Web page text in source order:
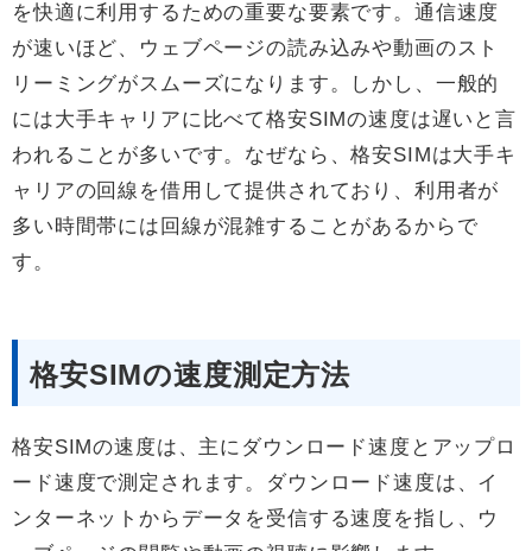
を快適に利用するための重要な要素です。通信速度
が速いほど、ウェブページの読み込みや動画のスト
リーミングがスムーズになります。しかし、一般的
には大手キャリアに比べて格安SIMの速度は遅いと言
われることが多いです。なぜなら、格安SIMは大手キ
ャリアの回線を借用して提供されており、利用者が
多い時間帯には回線が混雑することがあるからで
す。
格安SIMの速度測定方法
格安SIMの速度は、主にダウンロード速度とアップロ
ード速度で測定されます。ダウンロード速度は、イ
ンターネットからデータを受信する速度を指し、ウ